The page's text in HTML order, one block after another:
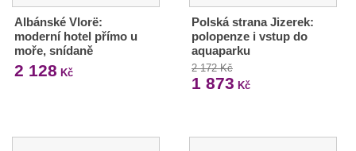
Albánské Vlorë:
moderní hotel přímo u
moře, snídaně
2 128 Kč
Polská strana Jizerek:
polopenze i vstup do
aquaparku
2 172 Kč
1 873 Kč